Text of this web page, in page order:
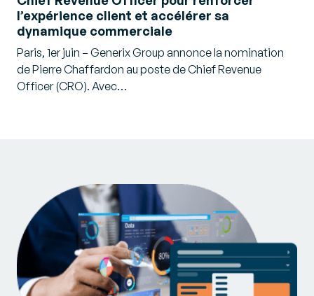
l’expérience client et accélérer sa
dynamique commerciale
Paris, 1er juin – Generix Group annonce la nomination
de Pierre Chaffardon au poste de Chief Revenue
Officer (CRO). Avec…